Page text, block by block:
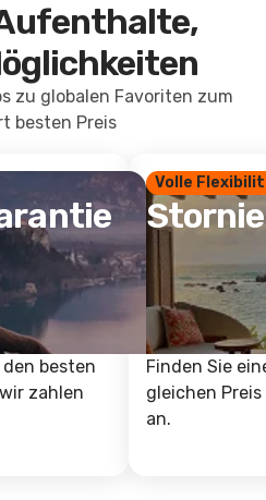
zu globalen Favoriten zum
besten Preis
besten
zahlen
Volle
Finden Sie
gleichen
an.